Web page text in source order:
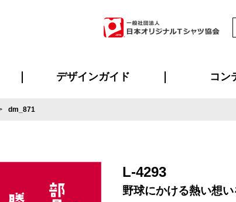
デザインガイド コン
dm_871
L-4293
野球にかける熱い想